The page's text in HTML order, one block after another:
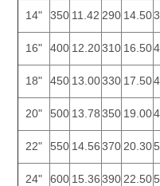
14" 350 11.42 290 14.50
16" 400 12.20310 16.50
18" 450 13.00330 17.50
20" 500 13.78 350 19.00
22" 550 14.56 370 20.30
24" 600 15.36 390 22.50